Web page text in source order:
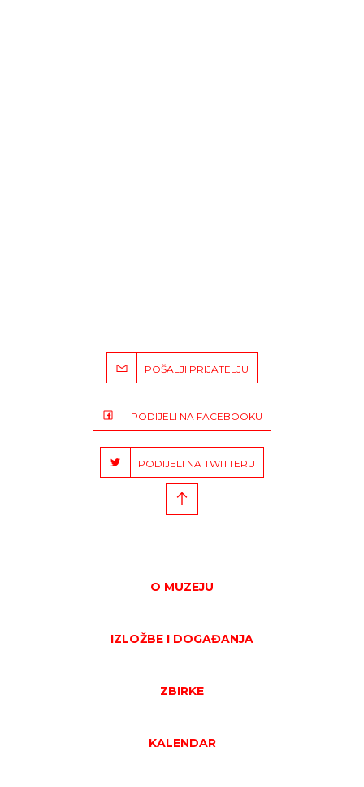
POŠALJI PRIJATELJU
PODIJELI NA FACEBOOKU
PODIJELI NA TWITTERU
O MUZEJU
IZLOŽBE I DOGAĐANJA
ZBIRKE
KALENDAR